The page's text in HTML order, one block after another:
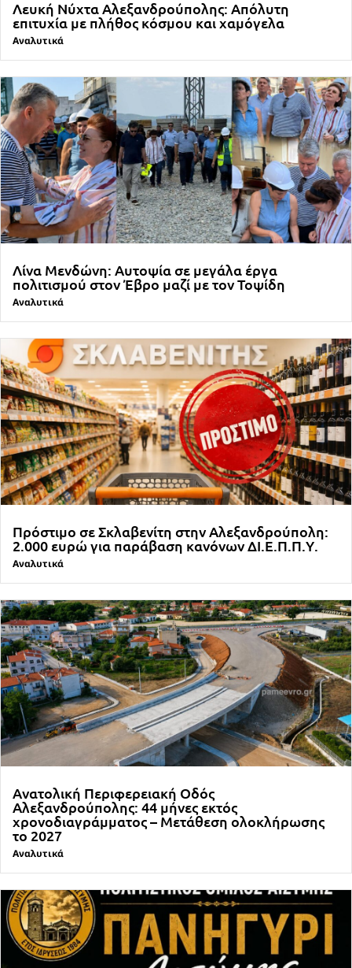
Λευκή Νύχτα Αλεξανδρούπολης: Απόλυτη
επιτυχία με πλήθος κόσμου και χαμόγελα
Αναλυτικά
Λίνα Μενδώνη: Αυτοψία σε μεγάλα έργα
πολιτισμού στον Έβρο μαζί με τον Τοψίδη
Αναλυτικά
Πρόστιμο σε Σκλαβενίτη στην Αλεξανδρούπολη:
2.000 ευρώ για παράβαση κανόνων ΔΙ.Ε.Π.Π.Υ.
Αναλυτικά
Ανατολική Περιφερειακή Οδός
Αλεξανδρούπολης: 44 μήνες εκτός
χρονοδιαγράμματος – Μετάθεση ολοκλήρωσης
το 2027
Αναλυτικά